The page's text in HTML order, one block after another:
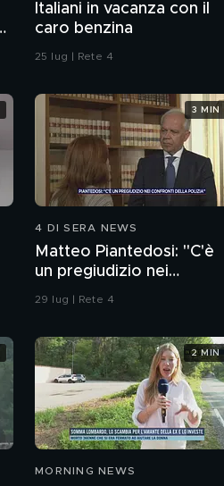
Italiani in vacanza con il
caro benzina
25 lug | Rete 4
4 DI SERA NEWS
Matteo Piantedosi: "C'è
un pregiudizio nei
confronti della polizia"
29 lug | Rete 4
3 MIN
MORNING NEWS
2 MIN